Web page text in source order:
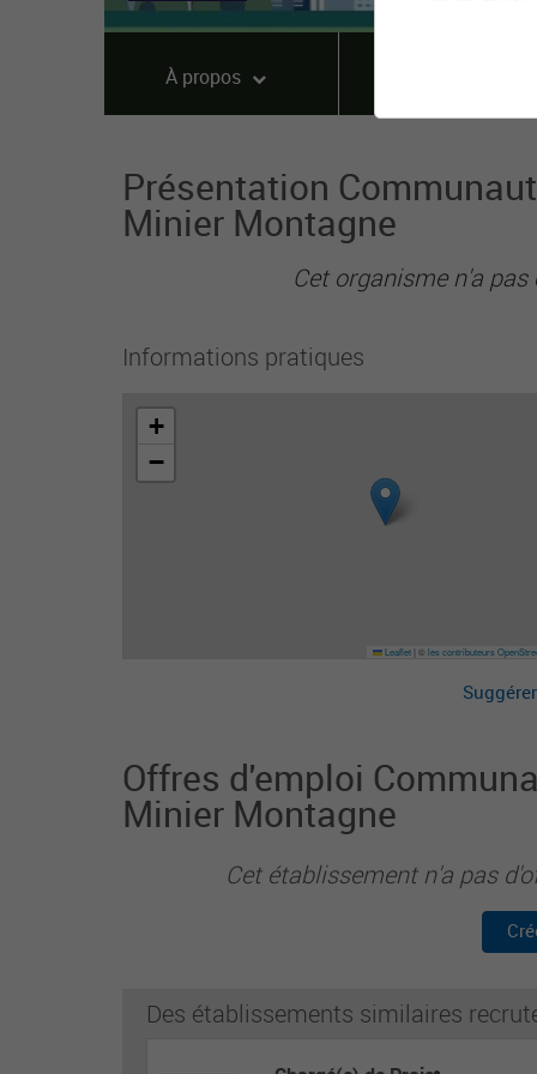
À propos
Présentation
Minier Montagne
Cet organisme n'a
Informations pratiques
+
−
Leaflet ©les contributeurs
Offres d'emploi
Minier Montagne
Cet établissement n'a pas
Des établissements similaires